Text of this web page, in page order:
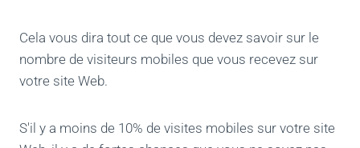
Cela vous dira tout ce que vous devez savoir sur le
nombre de visiteurs mobiles que vous recevez sur
votre site Web.
S'il y a moins de 10% de visites mobiles sur votre site